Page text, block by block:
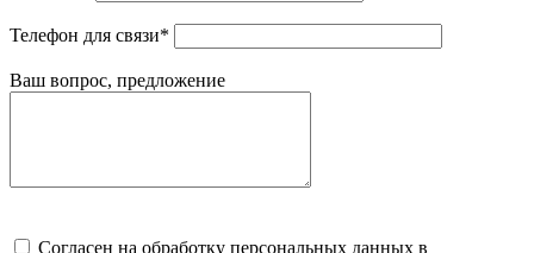
Телефон для связи*
Ваш вопрос, предложение
Cогласен на обработку персональных данных в